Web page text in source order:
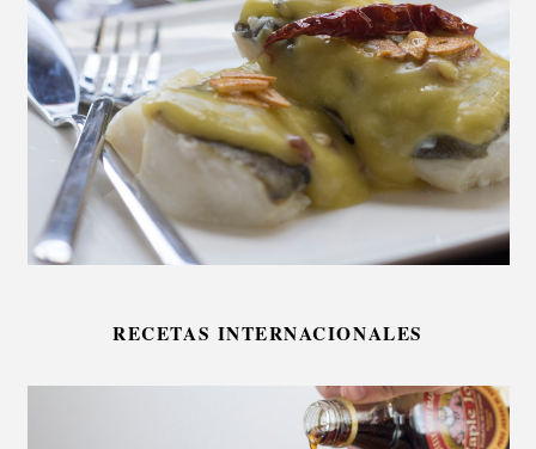
RECETAS INTERNACIONALES